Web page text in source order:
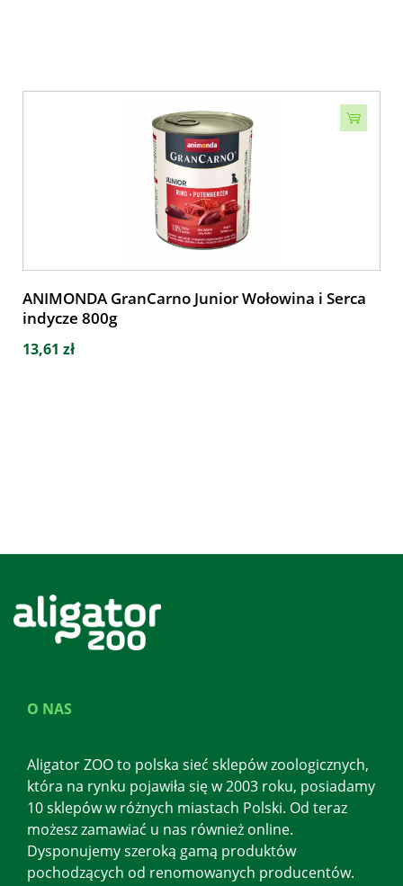
ANIMONDA GranCarno Junior Wołowina i Serca
indycze 800g
13,61 zł
O NAS
Aligator ZOO to polska sieć sklepów zoologicznych,
która na rynku pojawiła się w 2003 roku, posiadamy
10 sklepów w różnych miastach Polski. Od teraz
możesz zamawiać u nas również online.
Dysponujemy szeroką gamą produktów
pochodzących od renomowanych producentów.